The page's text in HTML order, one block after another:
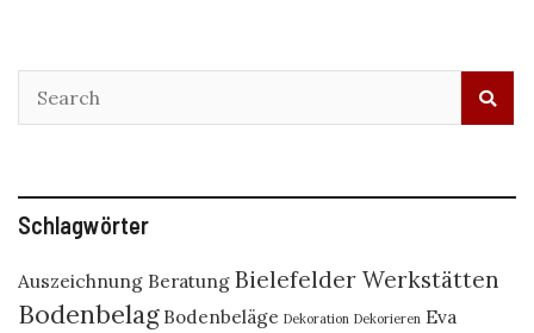
Schlagwörter
Auszeichnung Beratung Bielefelder Werkstätten
Bodenbelag Bodenbeläge Dekoration Dekorieren Eva